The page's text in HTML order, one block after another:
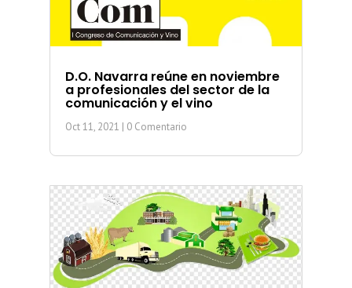
D.O. Navarra reúne en noviembre
a profesionales del sector de la
comunicación y el vino
Oct 11, 2021 | 0 Comentario